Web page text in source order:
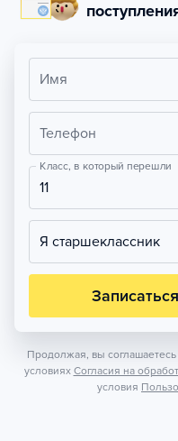
Имя
Телефон
Класс, в который перешли
11
Я старшеклассник
Продолжая, вы
условиях Согласия на
условия